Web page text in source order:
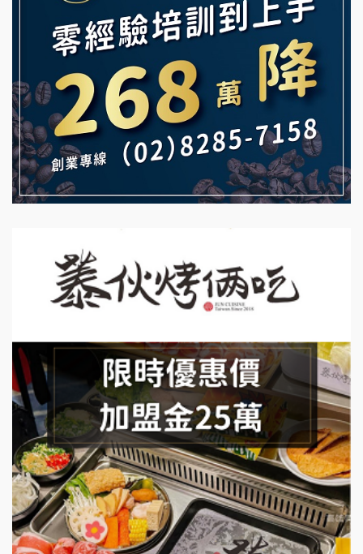
【曉妍美妝】誠徵行政櫃檯
自助洗衣店誠徵代洗收送人員(台中市)
MUSHEN徵SPA美容芳療師
日十。早午食加盟說明會
拾鑶火鍋加盟說明會
白鬍泡泡 BOHO POPO加盟說明會
雞咕雞咕加盟說明會
TEA TOP加盟說明會
珍好味臭臭鍋加盟說明會
藍象廷泰式火鍋加盟說明會
上宇林加盟說明會
莫尼早餐Morni加盟說明會
手作功夫茶加盟說明會
SHARE TEA歇腳亭加盟說明會
潮味決-湯滷專門店加盟說明會
鬍子茶加盟說明會
鮮茶道加盟說明會
微風亭鐵板燒加盟說明會